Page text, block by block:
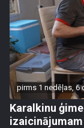
pirms 1 nedēļas, 6
Karalkinu